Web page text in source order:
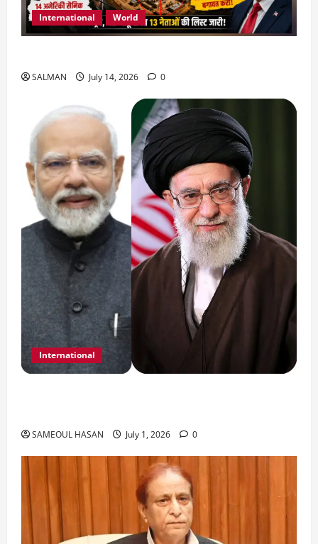
International World
SALMAN July 14, 2026 0
International
SAMEOUL HASAN July 1, 2026 0